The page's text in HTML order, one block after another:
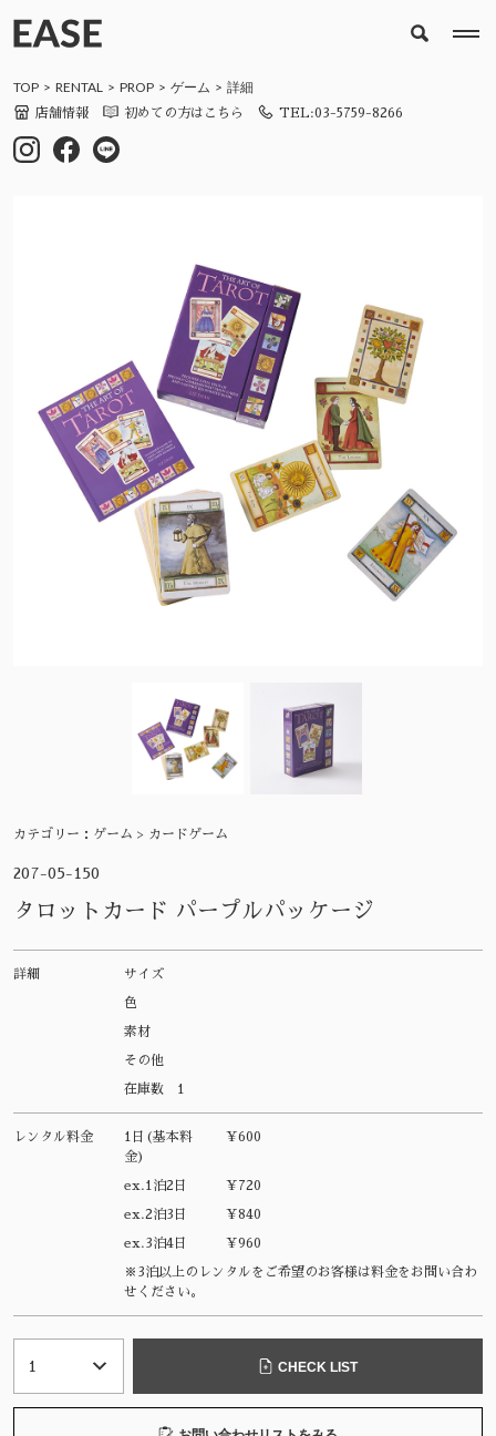
TOP RENTAL PROP ゲーム 詳細
店舗情報 初めての方はこちら TEL:03-5759-8266
カテゴリー： ゲーム > カードゲーム
207-05-150
タロットカード パープルパッケージ
詳細 サイズ
色
素材
その他
在庫数 1
レンタル料金
1日(基本料
金)
¥600
ex.1泊2日 ¥720
ex.2泊3日 ¥840
ex.3泊4日 ¥960
※3泊以上のレンタルをご希望のお客様は料金をお問い合わ
せください。
CHECK LIST